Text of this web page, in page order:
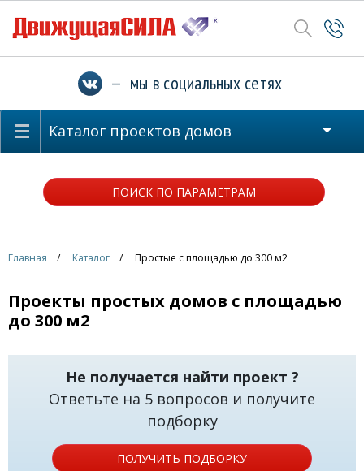
— мы в социальных сетях
Каталог проектов домов
ПОИСК ПО ПАРАМЕТРАМ
Главная Каталог Простые с площадью до 300 м2
Проекты простых домов с площадью
до 300 м2
Не получается найти проект ?
Ответьте на 5 вопросов и получите
подборку
ПОЛУЧИТЬ ПОДБОРКУ